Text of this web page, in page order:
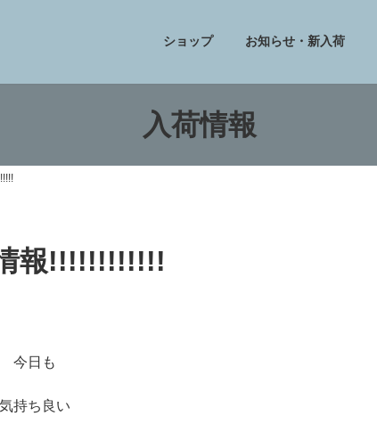
ショップ お知らせ・新入荷
入荷情報
報!!!!!!!!!!!!
今日も
持ち良い